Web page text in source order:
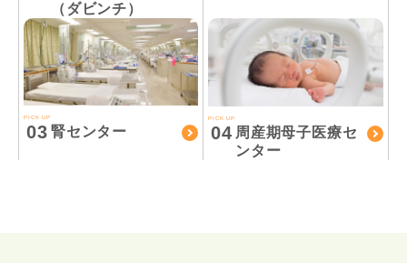
（ダビンチ）
PICK UP
03 腎センター
PICK UP
04 周産期母子医療セ
ンター